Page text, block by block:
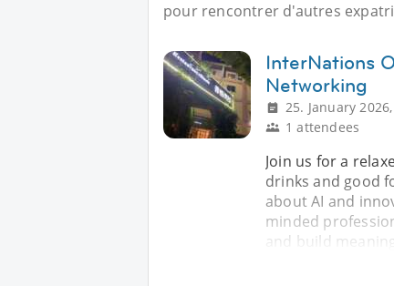
pour rencontrer d'autres
InterNations
Networking
25. January
1 attendees
Join us for a
drinks and good
about AI and
minded
and build